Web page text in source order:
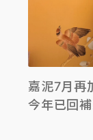
嘉泥7月
今年已回